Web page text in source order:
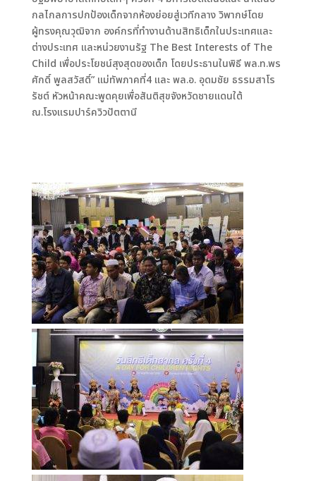
กลไกลการปกป้องเด็กจากห้องย่อยสู่เวทีกลาง วิพากษ์โดย
ผู้ทรงคุณวุฒิจาก องค์กรที่ทำงานด้านสิทธิเด็กในประเทศและ
ต่างประเทศ และหน่วยงานรัฐ The Best Interests of The
Child เพื่อประโยชน์สุงสุดของเด็ก โดยประธานในพิธี พล.ท.พร
ศักดิ์ พูลสวัสดิ์” แม่ทัพภาคที่4 และ พล.อ. อุดมชัย ธรรมสาโร
รัชต์ หัวหน้าคณะพูดคุยเพื่อสันติสุขจังหวัดชายแดนใต้
ณ.โรงแรมปาร์ควิวปัตตานี